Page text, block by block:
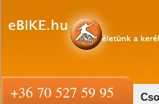
+36 70 527 59 95